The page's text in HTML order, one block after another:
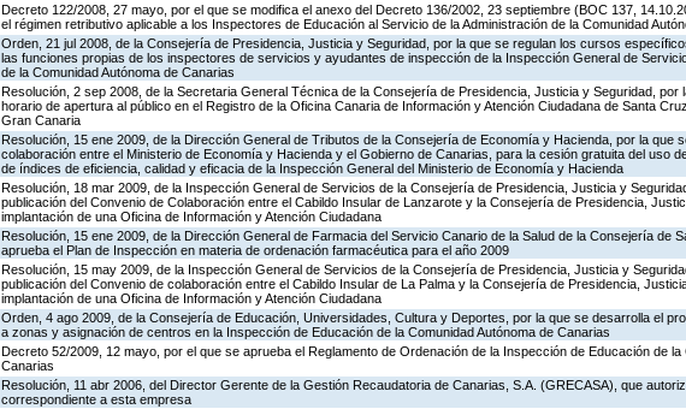
Decreto 122/2008, 27 mayo, por el que se modifica el anexo del Decreto 136/2002, 23 septiembre (BOC 137,
el régimen retributivo aplicable a los Inspectores de Educación al Servicio de la Administración de la Comunidad
Orden, 21 jul 2008, de la Consejería de Presidencia, Justicia y Seguridad, por la que se regulan los cursos
las funciones propias de los inspectores de servicios y ayudantes de inspección de la Inspección General de
de la Comunidad Autónoma de Canarias
Resolución, 2 sep 2008, de la Secretaria General Técnica de la Consejería de Presidencia, Justicia y Seguridad, por
horario de apertura al público en el Registro de la Oficina Canaria de Información y Atención Ciudadana de Santa
Gran Canaria
Resolución, 15 ene 2009, de la Dirección General de Tributos de la Consejería de Economía y Hacienda, por la que
colaboración entre el Ministerio de Economía y Hacienda y el Gobierno de Canarias, para la cesión gratuita del uso
de índices de eficiencia, calidad y eficacia de la Inspección General del Ministerio de Economía y Hacienda
Resolución, 18 mar 2009, de la Inspección General de Servicios de la Consejería de Presidencia, Justicia y
publicación del Convenio de Colaboración entre el Cabildo Insular de Lanzarote y la Consejería de Presidencia,
implantación de una Oficina de Información y Atención Ciudadana
Resolución, 15 ene 2009, de la Dirección General de Farmacia del Servicio Canario de la Salud de la Consejería de
aprueba el Plan de Inspección en materia de ordenación farmacéutica para el año 2009
Resolución, 15 may 2009, de la Inspección General de Servicios de la Consejería de Presidencia, Justicia y
publicación del Convenio de colaboración entre el Cabildo Insular de La Palma y la Consejería de Presidencia,
implantación de una Oficina de Información y Atención Ciudadana
Orden, 4 ago 2009, de la Consejería de Educación, Universidades, Cultura y Deportes, por la que se desarrolla el
a zonas y asignación de centros en la Inspección de Educación de la Comunidad Autónoma de Canarias
Decreto 52/2009, 12 mayo, por el que se aprueba el Reglamento de Ordenación de la Inspección de Educación de la
Canarias
Resolución, 11 abr 2006, del Director Gerente de la Gestión Recaudatoria de Canarias, S.A. (GRECASA), que
correspondiente a esta empresa